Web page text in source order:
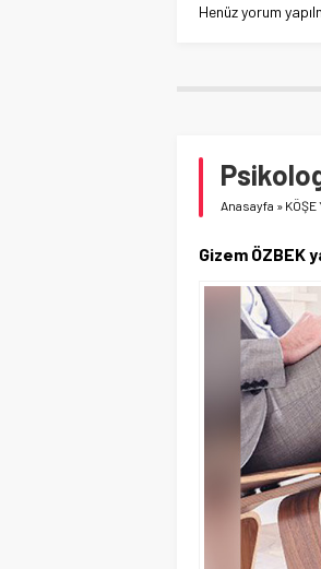
Henüz yorum
Anasayfa » KÖŞE
Gizem ÖZBEK